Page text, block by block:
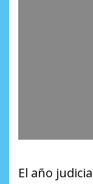
El año